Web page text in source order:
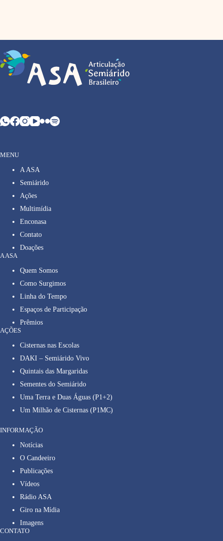
MENU
A ASA
Semiárido
Ações
Multimídia
Enconasa
Contato
Doações
A ASA
Quem Somos
Como Surgimos
Linha do Tempo
Espaços de Participação
Prêmios
AÇÕES
Cisternas nas Escolas
DAKI – Semiárido Vivo
Quintais das Margaridas
Sementes do Semiárido
Uma Terra e Duas Águas (P1+2)
Um Milhão de Cisternas (P1MC)
INFORMAÇÃO
Notícias
O Candeeiro
Publicações
Vídeos
Rádio ASA
Giro na Mídia
Imagens
CONTATO